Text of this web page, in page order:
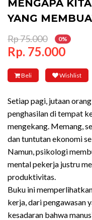
MENGAPA
YANG
Rp 75.000 0%
Rp. 75.000
Beli Wishlist
Setiap pagi, jutaan
penghasilan di tempat
mengekang. Memang,
dan tuntutan ekonomi
Namun, psikologi
mental pekerja justru
produktivitas.
Buku ini
kerja, dari pengawasan
kesadaran bahwa